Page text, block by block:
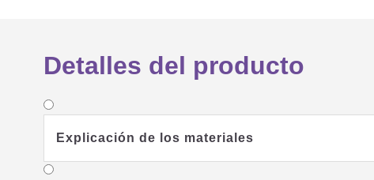
Detalles del producto
Explicación de los materiales